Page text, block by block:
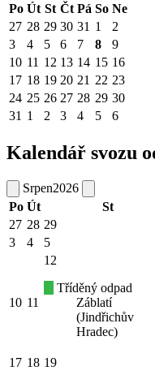
Po Út St Čt Pá So Ne
27 28 29 30 31 1
2
3
4 5 6 7 8
9
10 11 12 13 14 15 16
17 18 19 20 21 22 23
24 25 26 27 28 29 30
31 1 2 3 4 5 6
Kalendář svozu
Srpen2026
Po Út St
27 28 29
3
4 5
10 11
12
Tříděný odpad
Záblatí
(Jindřichův
Hradec)
17 18 19